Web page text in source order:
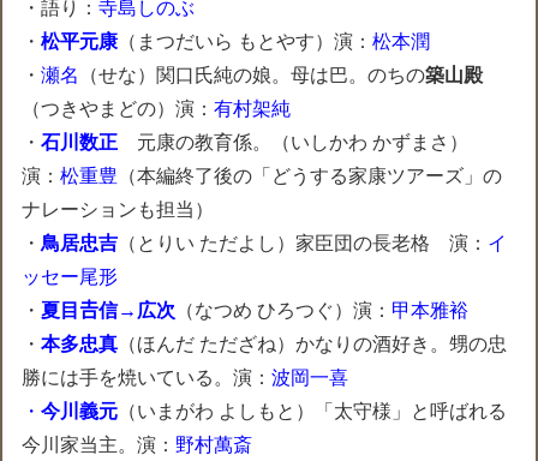
・語り：寺島しのぶ
・松平元康 （まつだいら もとやす）演：松本潤
・瀬名 （せな）関口氏純の娘。母は巴。のちの築山殿
（つきやまどの）演：有村架純
・石川数正 元康の教育係。（いしかわ かずまさ）
演：松重豊 （本編終了後の「どうする家康ツアーズ」の
ナレーションも担当）
・鳥居忠吉 （とりい ただよし）家臣団の長老格 演： イ
ッセー尾形
・夏目𠮷信→広次 （なつめ ひろつぐ）演： 甲本雅裕
・本多忠真 （ほんだ ただざね）かなりの酒好き。甥の忠
勝には手を焼いている。演：波岡一喜
・今川義元 （いまがわ よしもと）「太守様」と呼ばれる
今川家当主。演： 野村萬斎